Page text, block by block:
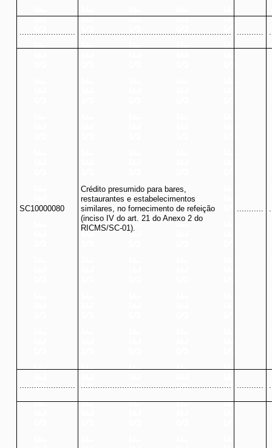
....................... .............................................................. ...........
SC10000080
Crédito presumido para bares,
restaurantes e estabelecimentos
similares, no fornecimento de refeição
(inciso IV do art. 21 do Anexo 2 do
RICMS/SC-01).
...........
....................... .............................................................. ...........